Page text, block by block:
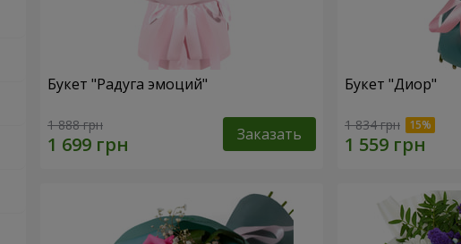
Букет "Радуга эмоций"
1 888 грн Заказать
Букет "Диор"
1 834 грн